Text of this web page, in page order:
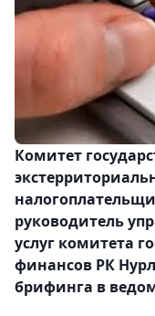
Комитет
руководитель
услуг комитета
финансов РК
брифинга в